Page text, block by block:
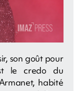
son goût pour
le credo du
habité